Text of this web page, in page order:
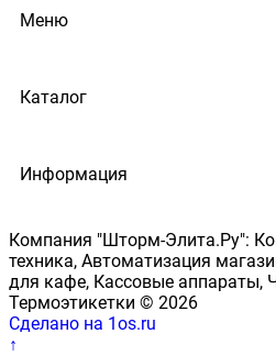
Меню
Каталог
Информация
Компания "Шторм-Элита.Ру":
техника, Автоматизация
для кафе, Кассовые аппараты,
Термоэтикетки © 2026
Сделано на 1os.ru
↑